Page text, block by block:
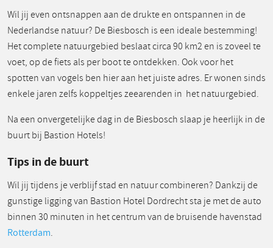
Wil jij even ontsnappen aan de drukte en ontspannen in de
Nederlandse natuur? De Biesbosch is een ideale bestemming!
Het complete natuurgebied beslaat circa 90 km2 en is zoveel te
voet, op de fiets als per boot te ontdekken. Ook voor het
spotten van vogels ben hier aan het juiste adres. Er wonen sinds
enkele jaren zelfs koppeltjes zeearenden in het natuurgebied.
Na een onvergetelijke dag in de Biesbosch slaap je heerlijk in de
buurt bij Bastion Hotels!
Tips in de buurt
Wil jij tijdens je verblijf stad en natuur combineren? Dankzij de
gunstige ligging van Bastion Hotel Dordrecht sta je met de auto
binnen 30 minuten in het centrum van de bruisende havenstad
Rotterdam.